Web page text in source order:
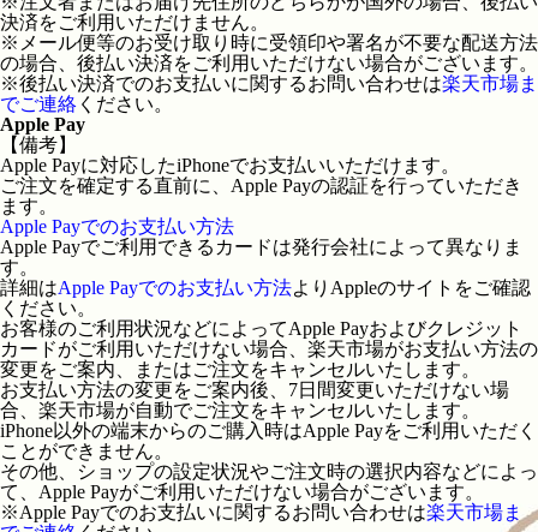
決済をご利用いただけません。
※メール便等のお受け取り時に受領印や署名が不要な配送方法
の場合、後払い決済をご利用いただけない場合がございます。
※後払い決済でのお支払いに関するお問い合わせは楽天市場ま
でご連絡 ください。
Apple Pay
【備考】
Apple Payに対応したiPhoneでお支払いいただけます。
ご注文を確定する直前に、Apple Payの認証を行っていただき
ます。
Apple Payでのお支払い方法
Apple Payでご利用できるカードは発行会社によって異なりま
す。
詳細はApple Payでのお支払い方法よりAppleのサイトをご確認
ください。
お客様のご利用状況などによってApple Payおよびクレジット
カードがご利用いただけない場合、楽天市場がお支払い方法の
変更をご案内、またはご注文をキャンセルいたします。
お支払い方法の変更をご案内後、7日間変更いただけない場
合、楽天市場が自動でご注文をキャンセルいたします。
iPhone以外の端末からのご購入時はApple Payをご利用いただく
ことができません。
その他、ショップの設定状況やご注文時の選択内容などによっ
て、Apple Payがご利用いただけない場合がございます。
※Apple Payでのお支払いに関するお問い合わせは楽天市場ま